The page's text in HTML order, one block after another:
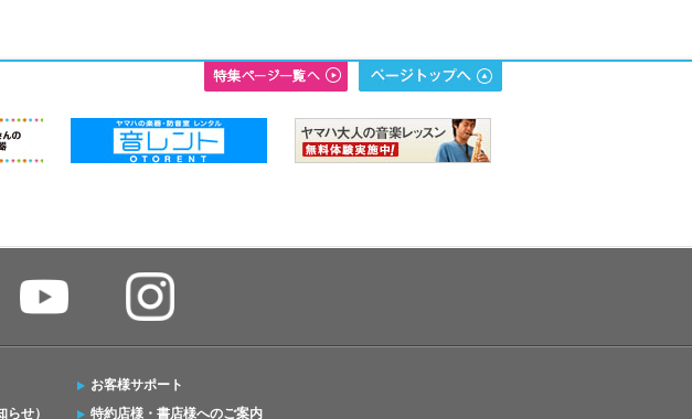
せ）
お客様サポート
特約店様・書店様へのご案内